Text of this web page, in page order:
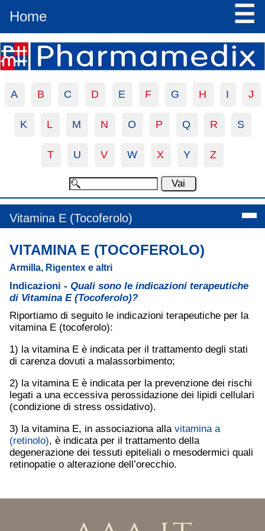
Home ☰
A B C D E F G H I J
K L M N O P Q R S
T U V W X Y Z
Vitamina E (Tocoferolo)
VITAMINA E (TOCOFEROLO)
Armilla, Rigentex e altri
Indicazioni - Quali sono le indicazioni terapeutiche
di Vitamina E (Tocoferolo)?
Riportiamo di seguito le indicazioni terapeutiche per la
vitamina E (tocoferolo):
1) la vitamina E è indicata per il trattamento degli stati
di carenza dovuti a malassorbimento;
2) la vitamina E è indicata per la prevenzione dei rischi
legati a una eccessiva perossidazione dei lipidi cellulari
(condizione di stress ossidativo).
3) la vitamina E, in associaziona alla vitamina a
(retinolo), è indicata per il trattamento della
degenerazione dei tessuti epiteliali o mesodermici quali
retinopatie o alterazione dell’orecchio.